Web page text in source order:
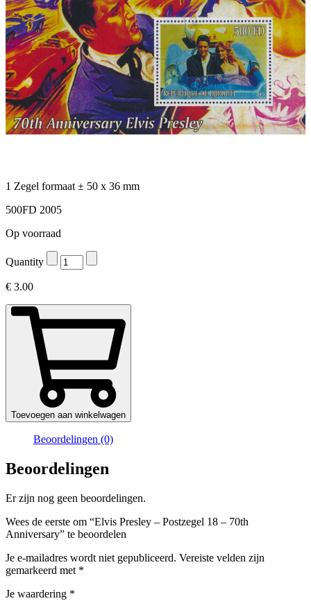
1 Zegel formaat ± 50 x 36 mm
500FD 2005
Op voorraad
Quantity
€ 3.00
Toevoegen aan winkelwagen
Beoordelingen (0)
Beoordelingen
Er zijn nog geen beoordelingen.
Wees de eerste om “Elvis Presley – Postzegel 18 – 70th
Anniversary” te beoordelen
Je e-mailadres wordt niet gepubliceerd. Vereiste velden zijn
gemarkeerd met *
Je waardering *